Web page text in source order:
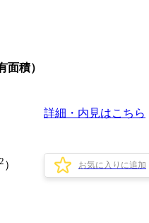
面積）
詳細・内見はこちら
2 ） お気に入りに追加